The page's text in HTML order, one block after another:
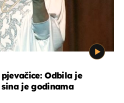
Odbila je
je godinama